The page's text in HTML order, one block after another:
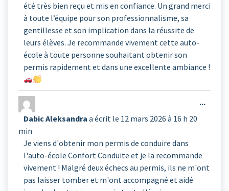
été très bien reçu et mis en confiance. Un grand merci
à toute l’équipe pour son professionnalisme, sa
gentillesse et son implication dans la réussite de
leurs élèves. Je recommande vivement cette auto-
école à toute personne souhaitant obtenir son
permis rapidement et dans une excellente ambiance !
Dabic Aleksandra a écrit le 12 mars 2026 à 16 h 20
min
Je viens d'obtenir mon permis de conduire dans
l'auto-école Confort Conduite et je la recommande
vivement ! Malgré deux échecs au permis, ils ne m'ont
pas laisser tomber et m'ont accompagné et aidé
...